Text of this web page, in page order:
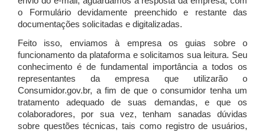
o Formulário devidamente preenchido e restante das
documentações solicitadas e digitalizadas.
Feito isso, enviamos à empresa os guias sobre o
funcionamento da plataforma e solicitamos sua leitura. Seu
conhecimento é de fundamental importância a todos os
representantes da empresa que utilizarão o
Consumidor.gov.br, a fim de que o consumidor tenha um
tratamento adequado de suas demandas, e que os
colaboradores, por sua vez, tenham sanadas dúvidas
sobre questões técnicas, tais como registro de usuários,